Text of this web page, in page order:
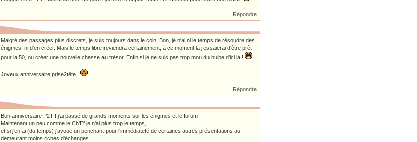
Répondre
Malgré des passages plus discrets, je suis toujours dans le coin. Bon, je n'ai ni le temps de résoudre des
énigmes, ni d'en créer. Mais le temps libre reviendra certainement, à ce moment là j’essaierai d'être prêt
pour la 50, ou créer une nouvelle chasse au trésor. Enfin si je ne suis pas trop mou du bulbe d'ici là !
Joyeux anniversaire prise2tête !
Répondre
Bon anniversaire P2T ! j'ai passé de grands moments sur les énigmes et le forum !
Maintenant un peu comme le Ch'Ef je n'ai plus trop le temps,
et si j'en ai (du temps) j'avoue un penchant pour l'immédiateté de certaines autres présentations au
demeurant moins riches d'échanges ...